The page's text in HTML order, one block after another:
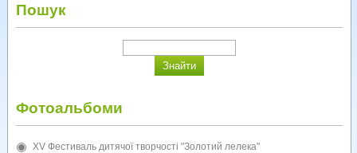
Пошук
Фотоальбоми
XV Фестиваль дитячої творчості "Золотий лелека"